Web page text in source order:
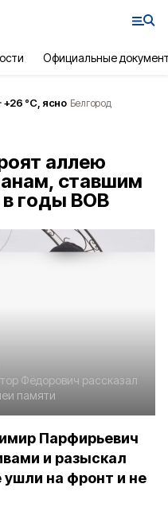
Официальные
+26 °С, ясно Белгород
аллею
ставшим
годы ВОВ
Фёдорович рассказал
памяти
Парфирьевич
и разыскал
ушли на фронт и не